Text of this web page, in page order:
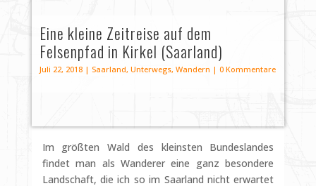
Eine kleine Zeitreise auf dem
Felsenpfad in Kirkel (Saarland)
Juli 22, 2018| Saarland, Unterwegs, Wandern | 0 Kommentare
Im größten Wald des kleinsten Bundeslandes
findet man als Wanderer eine ganz besondere
Landschaft, die ich so im Saarland nicht erwartet